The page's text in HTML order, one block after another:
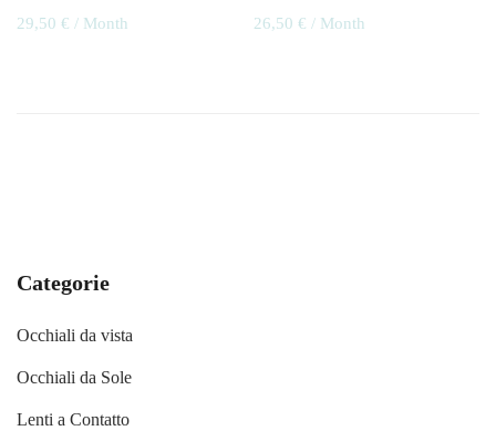
29,50 € / Month 26,50 € / Month
Categorie
Occhiali da vista
Occhiali da Sole
Lenti a Contatto